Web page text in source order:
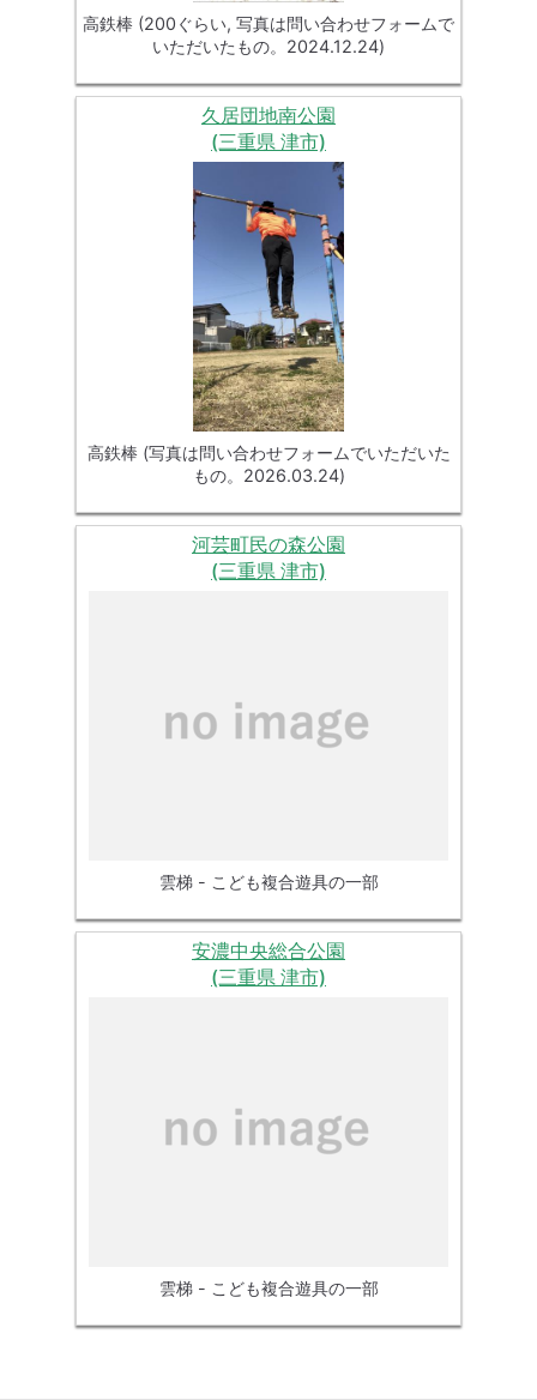
高鉄棒 (200ぐらい, 写真は問い合わせフォームで
いただいたもの。2024.12.24)
久居団地南公園
(三重県 津市)
高鉄棒 (写真は問い合わせフォームでいただいた
もの。2026.03.24)
河芸町民の森公園
(三重県 津市)
雲梯 - こども複合遊具の一部
安濃中央総合公園
(三重県 津市)
雲梯 - こども複合遊具の一部